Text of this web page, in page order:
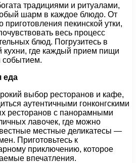
традициями и ритуалами,
шарм в каждое блюдо. От
пекинской утки,
весь процесс
блюд. Погрузитесь в
кухни, где каждый прием пищи
событием.
еда
выбор ресторанов и кафе,
аутентичными гонконгскими
ресторанов с панорамными
лавочек, где можно
местные деликатесы —
Приготовьтесь к
приключению, которое
впечатления.